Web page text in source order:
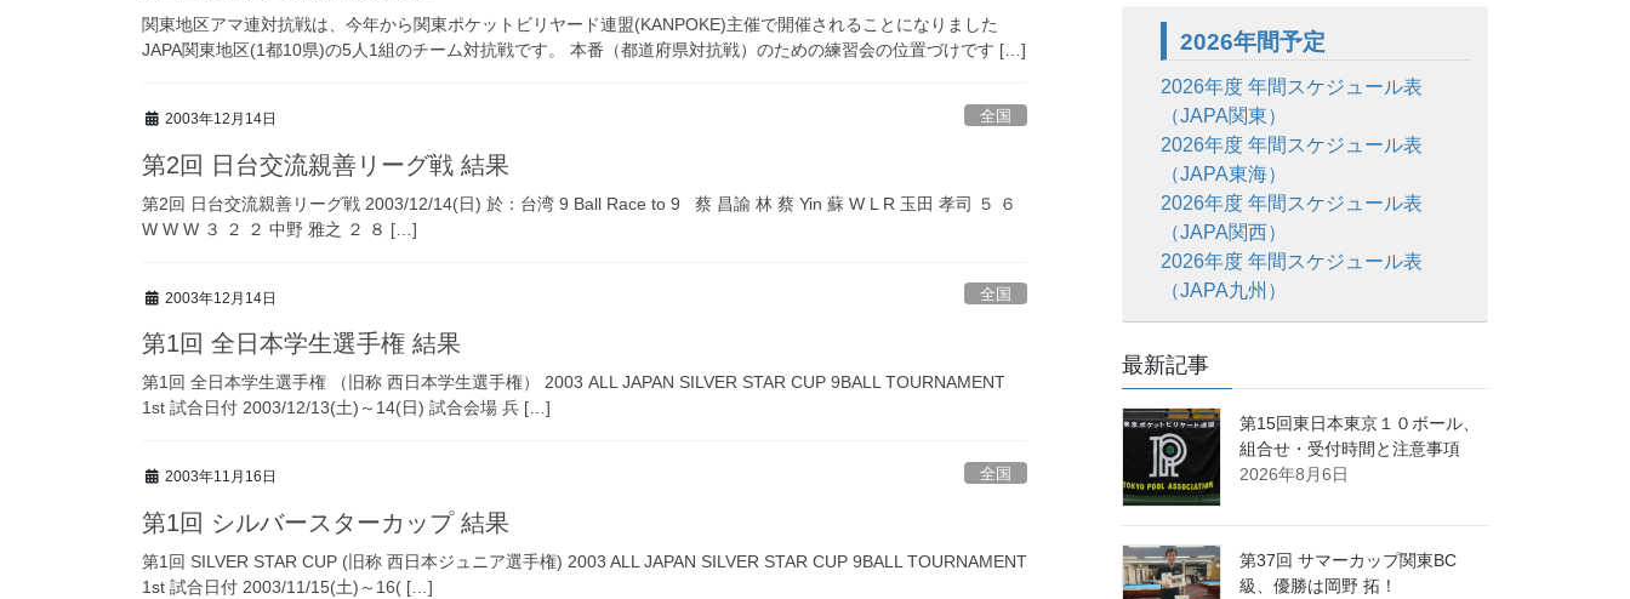
関東地区アマ連対抗戦は、今年から関東ポケットビリヤード連盟(KANPOKE)主催で開催されることになりました
JAPA関東地区(1都10県)の5人1組のチーム対抗戦です。 本番（都道府県対抗戦）のための練習会の位置づけです […]
2003年12月14日 全国
第2回 日台交流親善リーグ戦 結果
第2回 日台交流親善リーグ戦 2003/12/14(日) 於：台湾 9 Ball Race to 9 蔡 昌諭 林 蔡 Yin 蘇 W L R 玉田 孝司 ５ ６
W W W ３ ２ ２ 中野 雅之 ２ ８ […]
2003年12月14日 全国
第1回 全日本学生選手権 結果
第1回 全日本学生選手権 （旧称 西日本学生選手権） 2003 ALL JAPAN SILVER STAR CUP 9BALL TOURNAMENT
1st 試合日付 2003/12/13(土)～14(日) 試合会場 兵 […]
2003年11月16日 全国
第1回 シルバースターカップ 結果
第1回 SILVER STAR CUP (旧称 西日本ジュニア選手権) 2003 ALL JAPAN SILVER STAR CUP 9BALL TOURNAMENT
1st 試合日付 2003/11/15(土)～16( […]
2026年間予定
2026年度 年間スケジュール表
（JAPA関東）
2026年度 年間スケジュール表
（JAPA東海）
2026年度 年間スケジュール表
（JAPA関西）
2026年度 年間スケジュール表
（JAPA九州）
最新記事
第15回東日本東京１０ボール、
組合せ・受付時間と注意事項
2026年8月6日
第37回 サマーカップ関東BC
級、優勝は岡野 拓！